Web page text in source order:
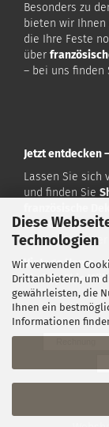
Diese
Technologien
Wir verwenden
Drittanbietern, um
gewährleisten, die
Ihnen ein
Informationen
Besonders zu
bieten wir Ihnen
die Ihre Feste
über
– bei uns finden
Jetzt entdecken
Lassen Sie sich
und finden Sie
Besuchen Sie
sich von unserer
Vintage Home–
Shabby Chic